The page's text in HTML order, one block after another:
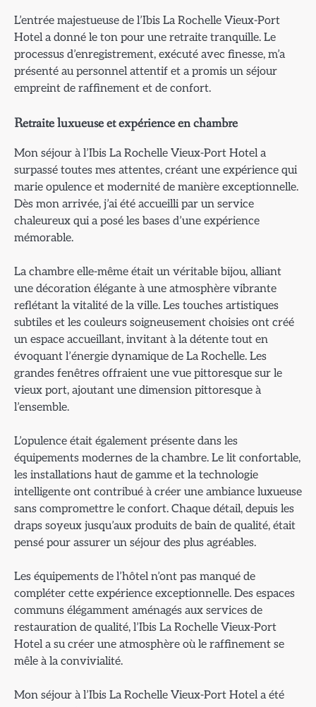
L’entrée majestueuse de l’Ibis La Rochelle Vieux-Port
Hotel a donné le ton pour une retraite tranquille. Le
processus d’enregistrement, exécuté avec finesse, m’a
présenté au personnel attentif et a promis un séjour
empreint de raffinement et de confort.
Retraite luxueuse et expérience en chambre
Mon séjour à l’Ibis La Rochelle Vieux-Port Hotel a
surpassé toutes mes attentes, créant une expérience qui
marie opulence et modernité de manière exceptionnelle.
Dès mon arrivée, j’ai été accueilli par un service
chaleureux qui a posé les bases d’une expérience
mémorable.
La chambre elle-même était un véritable bijou, alliant
une décoration élégante à une atmosphère vibrante
reflétant la vitalité de la ville. Les touches artistiques
subtiles et les couleurs soigneusement choisies ont créé
un espace accueillant, invitant à la détente tout en
évoquant l’énergie dynamique de La Rochelle. Les
grandes fenêtres offraient une vue pittoresque sur le
vieux port, ajoutant une dimension pittoresque à
l’ensemble.
L’opulence était également présente dans les
équipements modernes de la chambre. Le lit confortable,
les installations haut de gamme et la technologie
intelligente ont contribué à créer une ambiance luxueuse
sans compromettre le confort. Chaque détail, depuis les
draps soyeux jusqu’aux produits de bain de qualité, était
pensé pour assurer un séjour des plus agréables.
Les équipements de l’hôtel n’ont pas manqué de
compléter cette expérience exceptionnelle. Des espaces
communs élégamment aménagés aux services de
restauration de qualité, l’Ibis La Rochelle Vieux-Port
Hotel a su créer une atmosphère où le raffinement se
mêle à la convivialité.
Mon séjour à l’Ibis La Rochelle Vieux-Port Hotel a été